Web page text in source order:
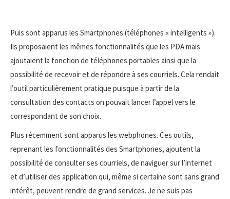
Puis sont apparus les Smartphones (téléphones « intelligents »).
Ils proposaient les mêmes fonctionnalités que les PDA mais
ajoutaient la fonction de téléphones portables ainsi que la
possibilité de recevoir et de répondre à ses courriels. Cela rendait
l’outil particulièrement pratique puisque à partir de la
consultation des contacts on pouvait lancer l’appel vers le
correspondant de son choix.
Plus récemment sont apparus les webphones. Ces outils,
reprenant les fonctionnalités des Smartphones, ajoutent la
possibilité de consulter ses courriels, de naviguer sur l’internet
et d’utiliser des application qui, même si certaine sont sans grand
intérêt, peuvent rendre de grand services. Je ne suis pas